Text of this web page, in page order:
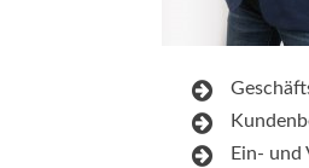
Ein- und